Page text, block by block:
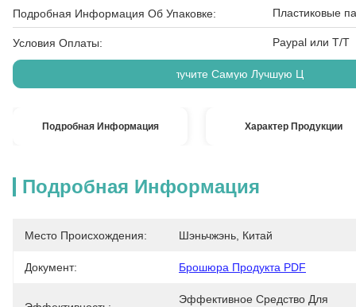
Подробная Информация Об Упаковке: Пластиковые
Условия Оплаты: Paypal или T/T
Получите Самую Лучшую Цену
Подробная Информация Характер Продукции
Подробная Информация
Место Происхождения: Шэньчжэнь, Китай
Документ: Брошюра Продукта PDF
Эффективное Средство Для